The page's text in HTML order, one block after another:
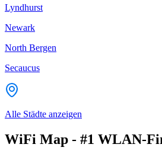
Lyndhurst
Newark
North Bergen
Secaucus
Alle Städte anzeigen
WiFi Map - #1 WLAN-